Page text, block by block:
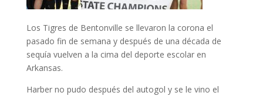
Los Tigres de Bentonville se llevaron la corona el
pasado fin de semana y después de una década de
sequía vuelven a la cima del deporte escolar en
Arkansas.
Harber no pudo después del autogol y se le vino el